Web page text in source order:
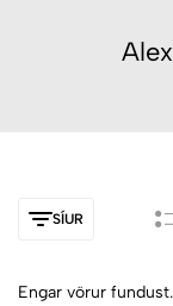
SÍUR
Engar vörur